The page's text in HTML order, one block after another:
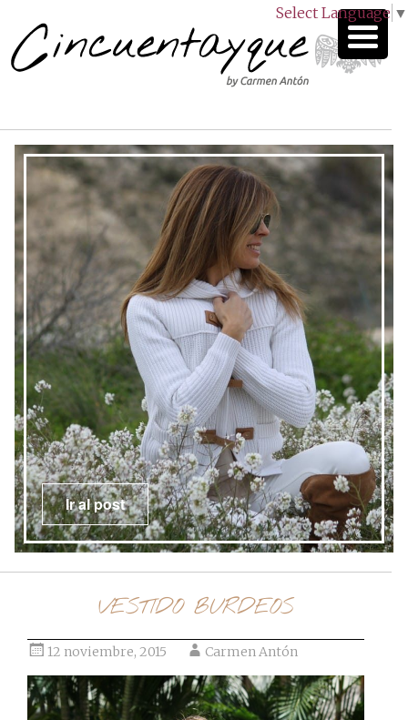
Select Language ▼
Ir al post
VESTIDO BURDEOS
12 noviembre, 2015 Carmen Antón